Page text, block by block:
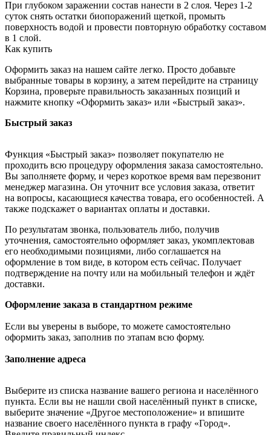
При глубоком заражении состав нанести в 2 слоя. Через 1-2
суток снять остатки биопоражений щеткой, промыть
поверхность водой и провести повторную обработку составом
в 1 слой.
Как купить
Оформить заказ на нашем сайте легко. Просто добавьте
выбранные товары в корзину, а затем перейдите на страницу
Корзина, проверьте правильность заказанных позиций и
нажмите кнопку «Оформить заказ» или «Быстрый заказ».
Быстрый заказ
Функция «Быстрый заказ» позволяет покупателю не
проходить всю процедуру оформления заказа самостоятельно.
Вы заполняете форму, и через короткое время вам перезвонит
менеджер магазина. Он уточнит все условия заказа, ответит
на вопросы, касающиеся качества товара, его особенностей. А
также подскажет о вариантах оплаты и доставки.
По результатам звонка, пользователь либо, получив
уточнения, самостоятельно оформляет заказ, укомплектовав
его необходимыми позициями, либо соглашается на
оформление в том виде, в котором есть сейчас. Получает
подтверждение на почту или на мобильный телефон и ждёт
доставки.
Оформление заказа в стандартном режиме
Если вы уверены в выборе, то можете самостоятельно
оформить заказ, заполнив по этапам всю форму.
Заполнение адреса
Выберите из списка название вашего региона и населённого
пункта. Если вы не нашли свой населённый пункт в списке,
выберите значение «Другое местоположение» и впишите
название своего населённого пункта в графу «Город».